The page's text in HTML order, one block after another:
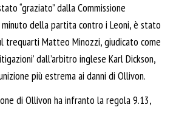
“graziato” dalla Commissione
della partita contro i Leoni, è stato
trequarti Matteo Minozzi, giudicato come
dall’arbitro inglese Karl Dickson,
più estrema ai danni di Ollivon.
di Ollivon ha infranto la regola 9.13,